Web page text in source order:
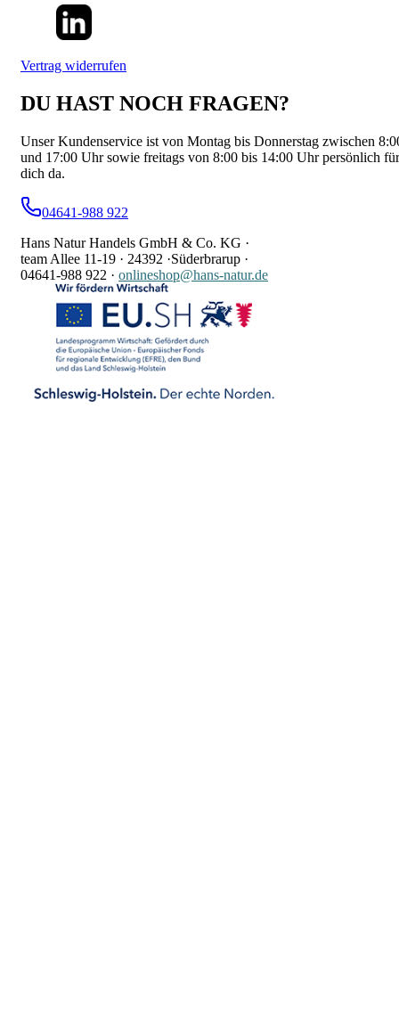
Vertrag widerrufen
DU HAST NOCH FRAGEN?
Unser Kundenservice ist von Montag bis Donnerstag zwischen
und 17:00 Uhr sowie freitags von 8:00 bis 14:00 Uhr persönlich für
dich da.
04641-988 922
Hans Natur Handels GmbH & Co. KG ·
team Allee 11-19 · 24392 ·Süderbrarup ·
04641-988 922 · onlineshop@hans-natur.de